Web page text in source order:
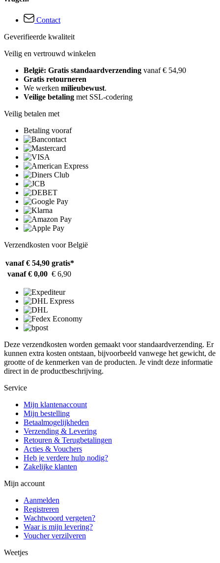
Contact
Geverifieerde kwaliteit
Veilig en vertrouwd winkelen
België: Gratis standaardverzending vanaf € 54,90
Gratis retourneren
We werken milieubewust.
Veilige betaling met SSL-codering
Veilig betalen met
Betaling vooraf
Verzendkosten voor België
vanaf € 54,90 gratis*
vanaf € 0,00 € 6,90
Deze verzendkosten worden gemaakt voor standaardverzending. Er
kunnen extra kosten ontstaan, bijvoorbeeld vanwege het gewicht, de
grootte of de kenmerken van de producten. Je vindt deze informatie
direct in de productbeschrijving.
Service
Mijn klantenaccount
Mijn bestelling
Betaalmogelijkheden
Verzending & Levering
Retouren & Terugbetalingen
Acties & Vouchers
Heb je verdere hulp nodig?
Zakelijke klanten
Mijn account
Aanmelden
Registreren
Wachtwoord vergeten?
Waar is mijn levering?
Voucher verzilveren
Weetjes